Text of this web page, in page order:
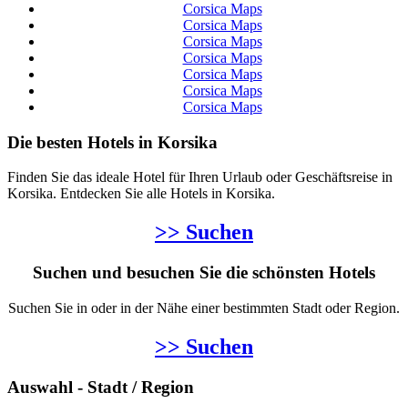
Corsica Maps
Corsica Maps
Corsica Maps
Corsica Maps
Corsica Maps
Corsica Maps
Corsica Maps
Die besten Hotels in Korsika
Finden Sie das ideale Hotel für Ihren Urlaub oder Geschäftsreise in
Korsika. Entdecken Sie alle Hotels in Korsika.
>> Suchen
Suchen und besuchen Sie die schönsten Hotels
Suchen Sie in oder in der Nähe einer bestimmten Stadt oder Region.
>> Suchen
Auswahl - Stadt / Region